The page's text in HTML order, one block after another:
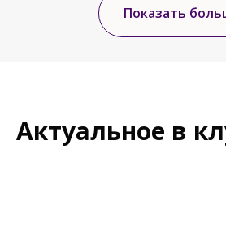
Показать
Актуальное в